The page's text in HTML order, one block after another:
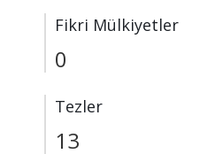
Fikri Mülkiyetler
0
Tezler
13